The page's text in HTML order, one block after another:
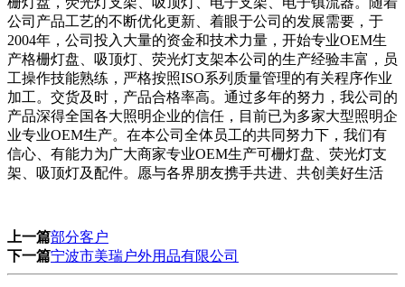
公司产品工艺的不断优化更新、着眼于公司的发展需要，于
2004年，公司投入大量的资金和技术力量，开始专业OEM生
产格栅灯盘、吸顶灯、荧光灯支架本公司的生产经验丰富，员
工操作技能熟练，严格按照ISO系列质量管理的有关程序作业
加工。交货及时，产品合格率高。通过多年的努力，我公司的
产品深得全国各大照明企业的信任，目前已为多家大型照明企
业专业OEM生产。在本公司全体员工的共同努力下，我们有
信心、有能力为广大商家专业OEM生产可栅灯盘、荧光灯支
架、吸顶灯及配件。愿与各界朋友携手共进、共创美好生活
上一篇部分客户
下一篇宁波市美瑞户外用品有限公司